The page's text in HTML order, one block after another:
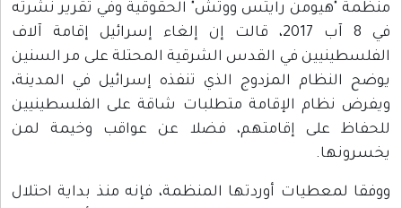
منظمة "هيومن رايتس ووتش" الحقوقية وفي تقرير نشرته
في 8 آب 2017، قالت إن إلغاء إسرائيل إقامة آلاف
الفلسطينيين في القدس الشرقية المحتلة على مر السنين
يوضح النظام المزدوج الذي تنفذه إسرائيل في المدينة،
ويفرض نظام الإقامة متطلبات شاقة على الفلسطينيين
للحفاظ على إقامتهم، فضلا عن عواقب وخيمة لمن
يخسرونها.
ووفقا لمعطيات أوردتها المنظمة، فإنه منذ بداية احتلال